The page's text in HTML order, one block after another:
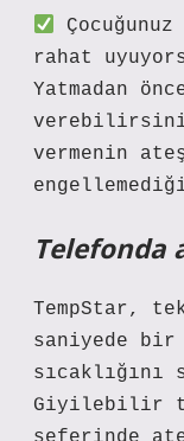
rahat
Yatmadan
vermenin
Telefonda
TempStar,
saniyede bir
Giyilebilir